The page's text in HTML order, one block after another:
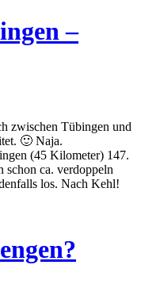
–
zwischen Tübingen und
🙂 Naja.
(45 Kilometer) 147.
schon ca. verdoppeln
los. Nach Kehl!